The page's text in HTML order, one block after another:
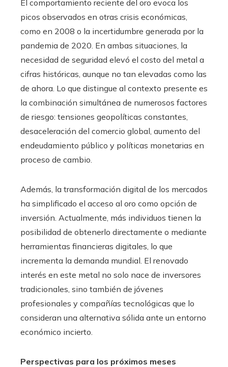
El comportamiento reciente del oro evoca los
picos observados en otras crisis económicas,
como en 2008 o la incertidumbre generada por la
pandemia de 2020. En ambas situaciones, la
necesidad de seguridad elevó el costo del metal a
cifras históricas, aunque no tan elevadas como las
de ahora. Lo que distingue al contexto presente es
la combinación simultánea de numerosos factores
de riesgo: tensiones geopolíticas constantes,
desaceleración del comercio global, aumento del
endeudamiento público y políticas monetarias en
proceso de cambio.
Además, la transformación digital de los mercados
ha simplificado el acceso al oro como opción de
inversión. Actualmente, más individuos tienen la
posibilidad de obtenerlo directamente o mediante
herramientas financieras digitales, lo que
incrementa la demanda mundial. El renovado
interés en este metal no solo nace de inversores
tradicionales, sino también de jóvenes
profesionales y compañías tecnológicas que lo
consideran una alternativa sólida ante un entorno
económico incierto.
Perspectivas para los próximos meses